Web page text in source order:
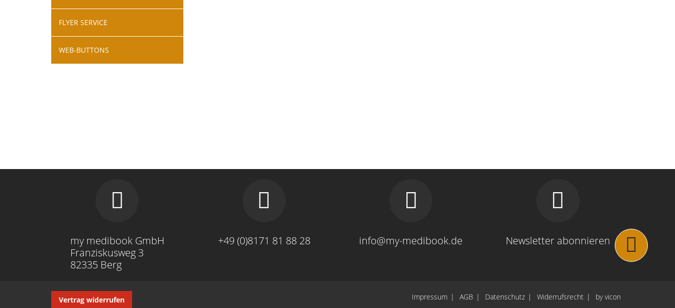
FLYER SERVICE
WEB-BUTTONS
my medibook GmbH
Franziskusweg 3
82335 Berg
+49 (0)8171 81 88 28 info@my-medibook.de Newsletter abonnieren
Navigation
Vertrag widerrufen Impressum AGB Datenschutz Widerrufsrecht by vicon